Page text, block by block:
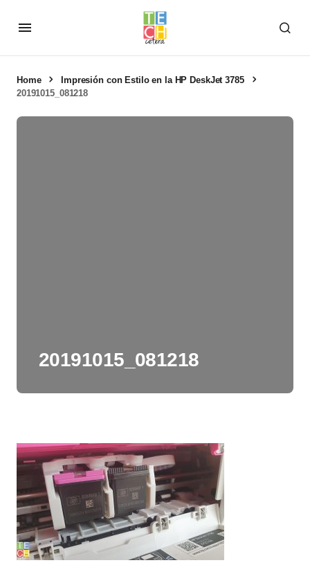
Home
Impresión con Estilo en la HP DeskJet 3785
20191015_081218
20191015_081218